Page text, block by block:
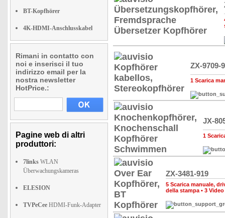
BT-Kopfhörer
4K-HDMI-Anschlusskabel
Rimani in contatto con
noi e inserisci il tuo
indirizzo email per la
nostra newsletter
HotPrice.:
Pagine web di altri
produttori:
7links WLAN
Überwachungskameras
ELESION
TVPeCee HDMI-Funk-Adapter
ZX-9709-
1 Scarica
JX-
1
ZX-3481-919
5 Scarica manuale,
della stampa • 3